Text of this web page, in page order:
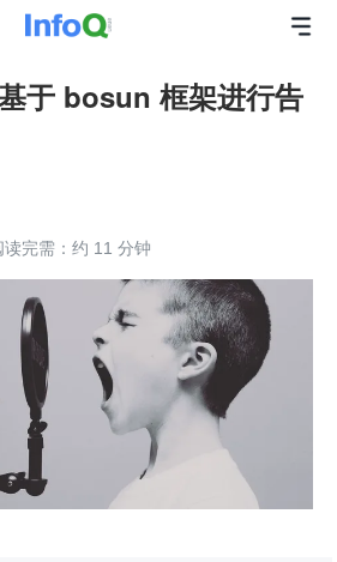
于 bosun 框架进行告
读完需：约 11 分钟